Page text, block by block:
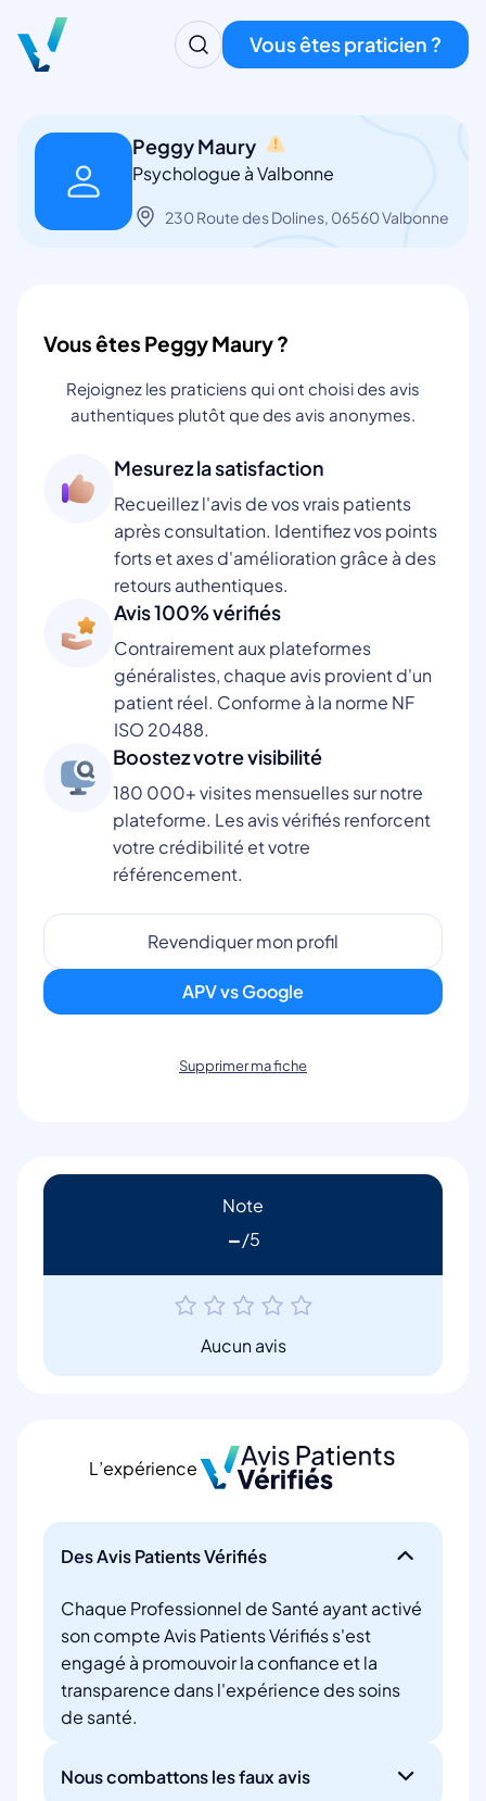
Vous êtes praticien ?
Peggy Maury
Psychologue à Valbonne
230 Route des Dolines, 06560 Valbonne
Vous êtes Peggy Maury ?
Rejoignez les praticiens qui ont choisi des avis
authentiques plutôt que des avis anonymes.
Mesurez la satisfaction
Recueillez l'avis de vos vrais patients
après consultation. Identifiez vos points
forts et axes d'amélioration grâce à des
retours authentiques.
Avis 100% vérifiés
Contrairement aux plateformes
généralistes, chaque avis provient d'un
patient réel. Conforme à la norme NF
ISO 20488.
Boostez votre visibilité
180 000+ visites mensuelles sur notre
plateforme. Les avis vérifiés renforcent
votre crédibilité et votre
référencement.
Revendiquer mon profil
APV vs Google
Supprimer ma fiche
Note
-
Aucun avis
L’expérience
Des Avis Patients Vérifiés
Chaque Professionnel de Santé ayant activé
son compte Avis Patients Vérifiés s'est
engagé à promouvoir la confiance et la
transparence dans l'expérience des soins
de santé.
Nous combattons les faux avis